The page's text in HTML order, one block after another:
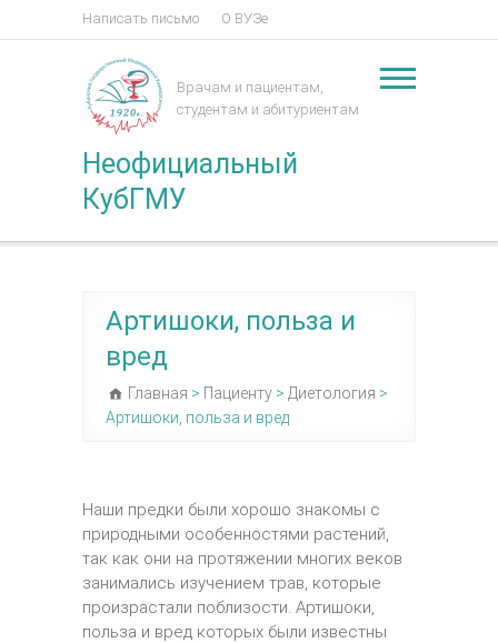
Написать письмо О ВУЗе
Неофициальный
КубГМУ
Врачам и пациентам,
студентам и абитуриентам
Артишоки, польза и
вред
Главная > Пациенту > Диетология >
Артишоки, польза и вред
Наши предки были хорошо знакомы с
природными особенностями растений,
так как они на протяжении многих веков
занимались изучением трав, которые
произрастали поблизости. Артишоки,
польза и вред которых были известны